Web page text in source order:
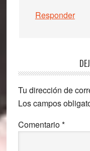
Responder
Tu dirección de
Los campos
Comentario*